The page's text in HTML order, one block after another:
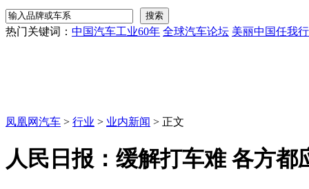
热门关键词： 中国汽车工业60年 全球汽车论坛 美丽中国任我行
凤凰网汽车 > 行业 > 业内新闻 > 正文
人民日报：缓解打车难 各方都